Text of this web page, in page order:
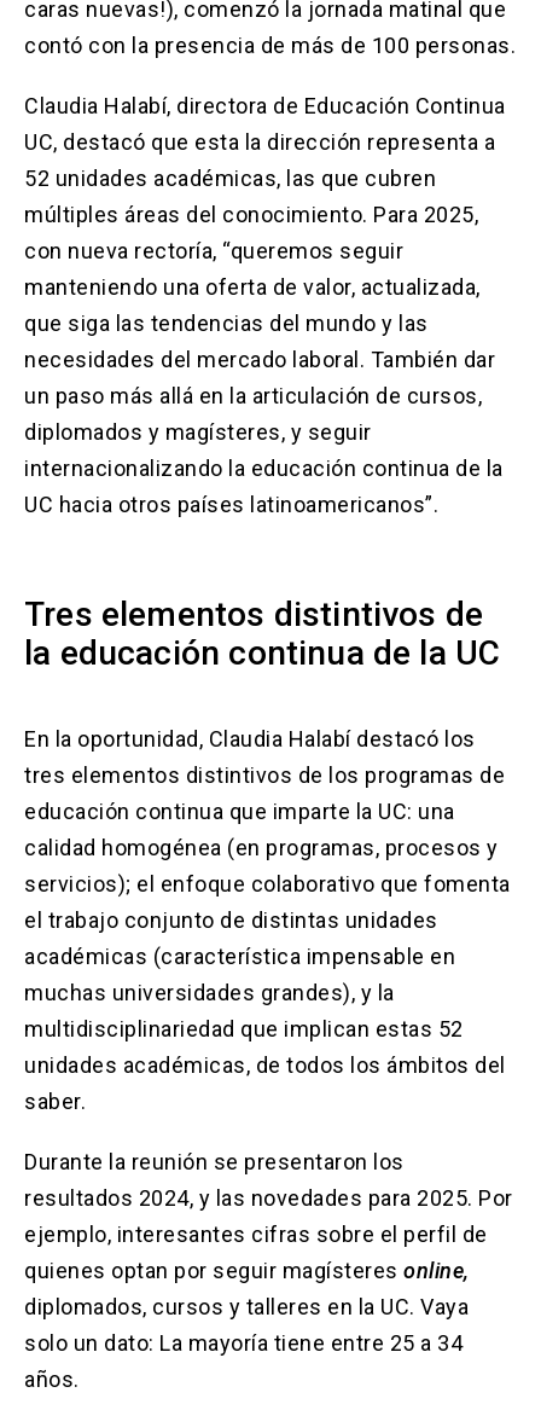
caras nuevas!), comenzó la jornada matinal que
contó con la presencia de más de 100 personas.
Claudia Halabí, directora de Educación Continua
UC, destacó que esta la dirección representa a
52 unidades académicas, las que cubren
múltiples áreas del conocimiento. Para 2025,
con nueva rectoría, “queremos seguir
manteniendo una oferta de valor, actualizada,
que siga las tendencias del mundo y las
necesidades del mercado laboral. También dar
un paso más allá en la articulación de cursos,
diplomados y magísteres, y seguir
internacionalizando la educación continua de la
UC hacia otros países latinoamericanos”.
Tres elementos distintivos de
la educación continua de la UC
En la oportunidad, Claudia Halabí destacó los
tres elementos distintivos de los programas de
educación continua que imparte la UC: una
calidad homogénea (en programas, procesos y
servicios); el enfoque colaborativo que fomenta
el trabajo conjunto de distintas unidades
académicas (característica impensable en
muchas universidades grandes), y la
multidisciplinariedad que implican estas 52
unidades académicas, de todos los ámbitos del
saber.
Durante la reunión se presentaron los
resultados 2024, y las novedades para 2025. Por
ejemplo, interesantes cifras sobre el perfil de
quienes optan por seguir magísteres online,
diplomados, cursos y talleres en la UC. Vaya
solo un dato: La mayoría tiene entre 25 a 34
años.